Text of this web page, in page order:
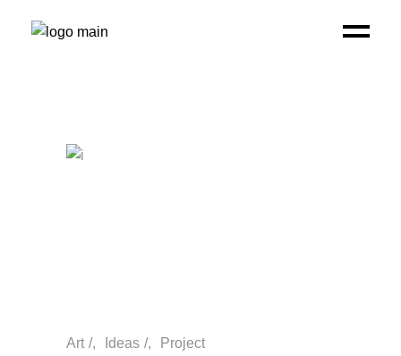
Art / Ideas / Project